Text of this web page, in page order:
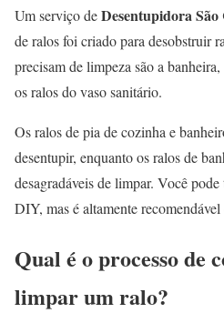
Um serviço deDesentupidora
de ralos foi criado para desobstruir
precisam de limpeza são a
os ralos do vaso sanitário.
Os ralos de pia de cozinha e
desentupir, enquanto os ralos de
desagradáveis de limpar. Você
DIY, mas é altamente
Qual é o processo de
limpar um ralo?